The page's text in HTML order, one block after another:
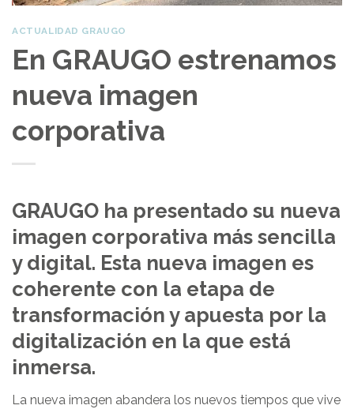
ACTUALIDAD GRAUGO
En GRAUGO estrenamos
nueva imagen
corporativa
GRAUGO ha presentado su nueva
imagen corporativa más sencilla
y digital. Esta nueva imagen es
coherente con la etapa de
transformación y apuesta por la
digitalización en la que está
inmersa.
La nueva imagen abandera los nuevos tiempos que vive